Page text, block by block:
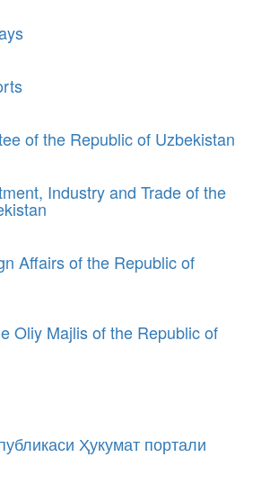
of the Republic of Uzbekistan
Industry and Trade of the
Affairs of the Republic of
Oliy Majlis of the Republic of
Ҳукумат портали